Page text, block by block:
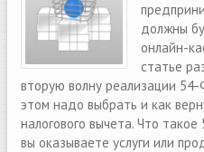
должны
онлайн-
статье
вторую волну реализации
этом надо выбрать и как
налогового вычета. Что
вы оказываете услуги или